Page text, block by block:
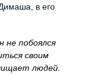
в его
не побоялся
своим
людей.